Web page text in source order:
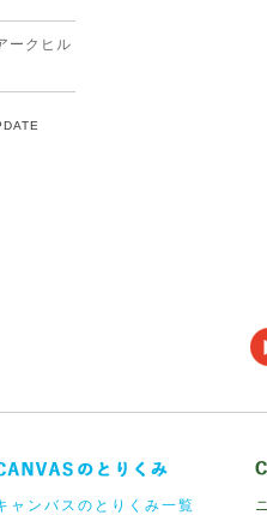
ークヒル
ャンバスのとりくみ一覧